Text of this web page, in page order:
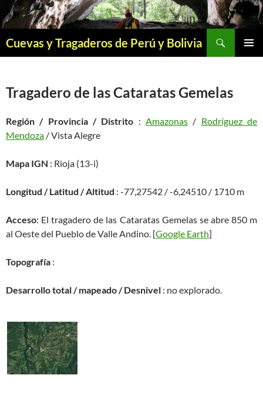
Saltar
al
Cuevas y Tragaderos de Perú y Bolivia
Tragadero de las Cataratas Gemelas
Región / Provincia / Distrito :Amazonas / Rodríguez de
Mendoza / Vista Alegre
Mapa IGN : Rioja (13-i)
Longitud / Latitud / Altitud : -77,27542 / -6,24510 / 1710 m
Acceso: El tragadero de las Cataratas Gemelas se abre 850 m
al Oeste del Pueblo de Valle Andino. [Google Earth]
Topografía :
Desarrollo total / mapeado / Desnivel : no explorado.